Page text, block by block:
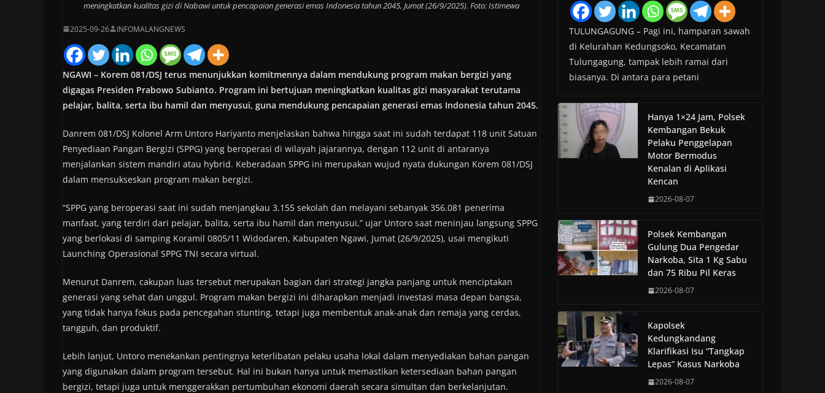
meningkatkan kualitas gizi di Nabawi untuk pencapaian generasi emas Indonesia tahun 2045, Jumat (26/9/2025). Foto: Istimewa
2025-09-26 INFOMALANGNEWS
NGAWI – Korem 081/DSJ terus menunjukkan komitmennya dalam mendukung program makan bergizi yang
digagas Presiden Prabowo Subianto. Program ini bertujuan meningkatkan kualitas gizi masyarakat terutama
pelajar, balita, serta ibu hamil dan menyusui, guna mendukung pencapaian generasi emas Indonesia tahun 2045.
Danrem 081/DSJ Kolonel Arm Untoro Hariyanto menjelaskan bahwa hingga saat ini sudah terdapat 118 unit Satuan
Penyediaan Pangan Bergizi (SPPG) yang beroperasi di wilayah jajarannya, dengan 112 unit di antaranya
menjalankan sistem mandiri atau hybrid. Keberadaan SPPG ini merupakan wujud nyata dukungan Korem 081/DSJ
dalam mensukseskan program makan bergizi.
“SPPG yang beroperasi saat ini sudah menjangkau 3.155 sekolah dan melayani sebanyak 356.081 penerima
manfaat, yang terdiri dari pelajar, balita, serta ibu hamil dan menyusui,” ujar Untoro saat meninjau langsung SPPG
yang berlokasi di samping Koramil 0805/11 Widodaren, Kabupaten Ngawi, Jumat (26/9/2025), usai mengikuti
Launching Operasional SPPG TNI secara virtual.
Menurut Danrem, cakupan luas tersebut merupakan bagian dari strategi jangka panjang untuk menciptakan
generasi yang sehat dan unggul. Program makan bergizi ini diharapkan menjadi investasi masa depan bangsa,
yang tidak hanya fokus pada pencegahan stunting, tetapi juga membentuk anak-anak dan remaja yang cerdas,
tangguh, dan produktif.
Lebih lanjut, Untoro menekankan pentingnya keterlibatan pelaku usaha lokal dalam menyediakan bahan pangan
yang digunakan dalam program tersebut. Hal ini bukan hanya untuk memastikan ketersediaan bahan pangan
bergizi, tetapi juga untuk menggerakkan pertumbuhan ekonomi daerah secara simultan dan berkelanjutan.
TULUNGAGUNG – Pagi ini, hamparan sawah
di Kelurahan Kedungsoko, Kecamatan
Tulungagung, tampak lebih ramai dari
biasanya. Di antara para petani
Hanya 1×24 Jam, Polsek
Kembangan Bekuk
Pelaku Penggelapan
Motor Bermodus
Kenalan di Aplikasi
Kencan
2026-08-07
Polsek Kembangan
Gulung Dua Pengedar
Narkoba, Sita 1 Kg Sabu
dan 75 Ribu Pil Keras
2026-08-07
Kapolsek
Kedungkandang
Klarifikasi Isu “Tangkap
Lepas” Kasus Narkoba
2026-08-07